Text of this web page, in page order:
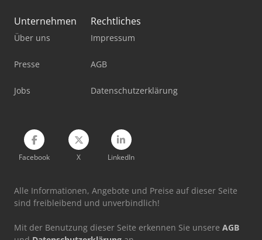
Unternehmen
Über uns
Presse
Jobs
Rechtliches
Impressum
AGB
Datenschutzerklärung
Facebook X LinkedIn
Alle Informationen, Angebote und Preise auf dieser Seite
sind freibleibend und unverbindlich!
Mit der Benutzung dieser Seite erkennen Sie unsere AGB